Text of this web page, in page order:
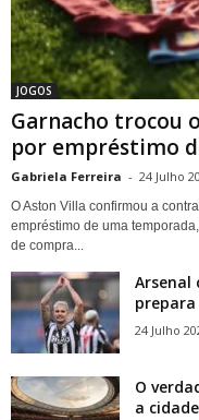
JOGOS
Garnacho trocou
por empréstimo
Gabriela Ferreira - 24 Julho
O Aston Villa confirmou a
empréstimo de uma
de compra...
Arsenal
prepara
24 Julho
O
a